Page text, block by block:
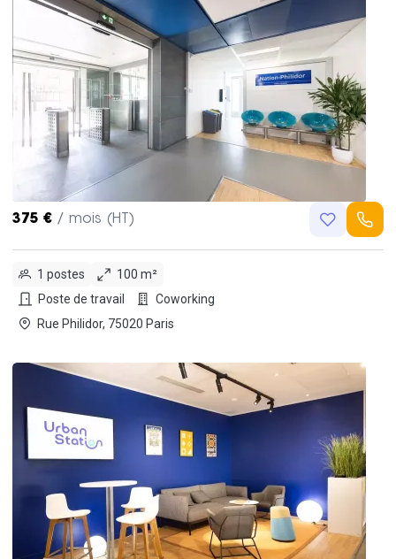
375 € / mois (HT)
1 postes
100 m²
Poste de travail
Coworking
Rue Philidor, 75020 Paris